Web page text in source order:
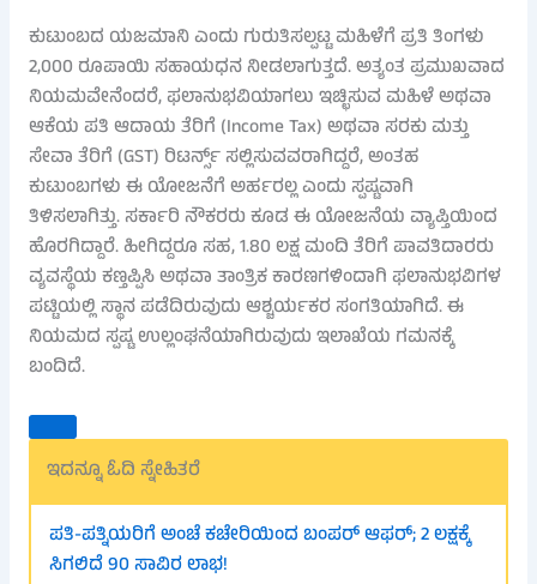
ಕುಟುಂಬದ ಯಜಮಾನಿ ಎಂದು ಗುರುತಿಸಲ್ಪಟ್ಟ ಮಹಿಳೆಗೆ ಪ್ರತಿ ತಿಂಗಳು
2,000 ರೂಪಾಯಿ ಸಹಾಯಧನ ನೀಡಲಾಗುತ್ತದೆ. ಅತ್ಯಂತ ಪ್ರಮುಖವಾದ
ನಿಯಮವೇನೆಂದರೆ, ಫಲಾನುಭವಿಯಾಗಲು ಇಚ್ಛಿಸುವ ಮಹಿಳೆ ಅಥವಾ
ಆಕೆಯ ಪತಿ ಆದಾಯ ತೆರಿಗೆ (Income Tax) ಅಥವಾ ಸರಕು ಮತ್ತು
ಸೇವಾ ತೆರಿಗೆ (GST) ರಿಟರ್ನ್ಸ್ ಸಲ್ಲಿಸುವವರಾಗಿದ್ದರೆ, ಅಂತಹ
ಕುಟುಂಬಗಳು ಈ ಯೋಜನೆಗೆ ಅರ್ಹರಲ್ಲ ಎಂದು ಸ್ಪಷ್ಟವಾಗಿ
ತಿಳಿಸಲಾಗಿತ್ತು. ಸರ್ಕಾರಿ ನೌಕರರು ಕೂಡ ಈ ಯೋಜನೆಯ ವ್ಯಾಪ್ತಿಯಿಂದ
ಹೊರಗಿದ್ದಾರೆ. ಹೀಗಿದ್ದರೂ ಸಹ, 1.80 ಲಕ್ಷ ಮಂದಿ ತೆರಿಗೆ ಪಾವತಿದಾರರು
ವ್ಯವಸ್ಥೆಯ ಕಣ್ತಪ್ಪಿಸಿ ಅಥವಾ ತಾಂತ್ರಿಕ ಕಾರಣಗಳಿಂದಾಗಿ ಫಲಾನುಭವಿಗಳ
ಪಟ್ಟಿಯಲ್ಲಿ ಸ್ಥಾನ ಪಡೆದಿರುವುದು ಆಶ್ಚರ್ಯಕರ ಸಂಗತಿಯಾಗಿದೆ. ಈ
ನಿಯಮದ ಸ್ಪಷ್ಟ ಉಲ್ಲಂಘನೆಯಾಗಿರುವುದು ಇಲಾಖೆಯ ಗಮನಕ್ಕೆ
ಬಂದಿದೆ.
ಇದನ್ನೂ ಓದಿ ಸ್ನೇಹಿತರೆ
ಪತಿ-ಪತ್ನಿಯರಿಗೆ ಅಂಚೆ ಕಚೇರಿಯಿಂದ ಬಂಪರ್ ಆಫರ್; 2 ಲಕ್ಷಕ್ಕೆ
ಸಿಗಲಿದೆ 90 ಸಾವಿರ ಲಾಭ!